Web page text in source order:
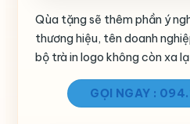
Qùa tặng sẽ thêm phần ý
thương hiệu, tên doanh
bộ trà in logo không còn xa
GỌI NGAY :